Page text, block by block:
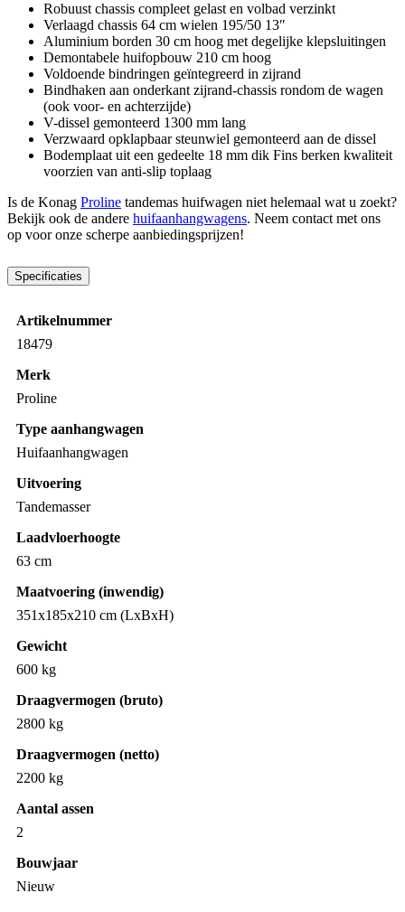
Robuust chassis compleet gelast en volbad verzinkt
Verlaagd chassis 64 cm wielen 195/50 13″
Aluminium borden 30 cm hoog met degelijke klepsluitingen
Demontabele huifopbouw 210 cm hoog
Voldoende bindringen geïntegreerd in zijrand
Bindhaken aan onderkant zijrand-chassis rondom de wagen
(ook voor- en achterzijde)
V-dissel gemonteerd 1300 mm lang
Verzwaard opklapbaar steunwiel gemonteerd aan de dissel
Bodemplaat uit een gedeelte 18 mm dik Fins berken kwaliteit
voorzien van anti-slip toplaag
Is de Konag Proline tandemas huifwagen niet helemaal wat u zoekt?
Bekijk ook de andere huifaanhangwagens. Neem contact met ons
op voor onze scherpe aanbiedingsprijzen!
Specificaties
Artikelnummer
18479
Merk
Proline
Type aanhangwagen
Huifaanhangwagen
Uitvoering
Tandemasser
Laadvloerhoogte
63 cm
Maatvoering (inwendig)
351x185x210 cm (LxBxH)
Gewicht
600 kg
Draagvermogen (bruto)
2800 kg
Draagvermogen (netto)
2200 kg
Aantal assen
2
Bouwjaar
Nieuw